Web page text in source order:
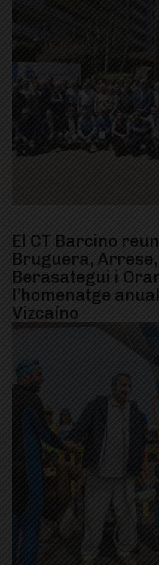
El CT Barcino
Bruguera, Arrese,
Berasategui i
l’homenatge
Vizcaíno